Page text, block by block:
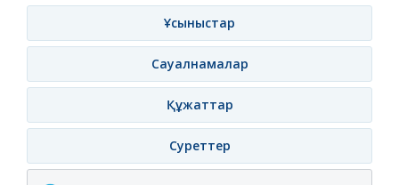
Ұсыныстар
Сауалнамалар
Құжаттар
Суреттер